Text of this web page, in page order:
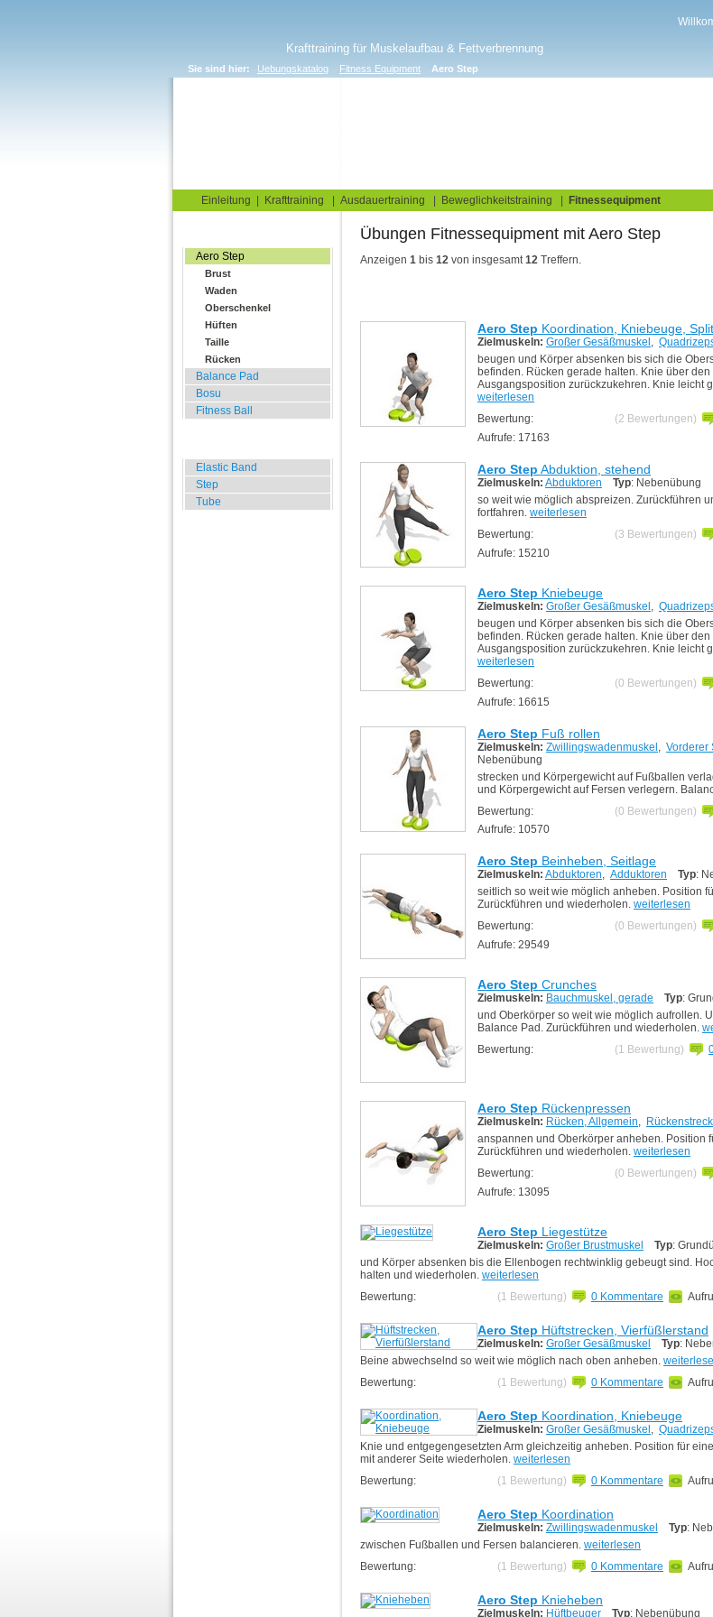
Krafttraining für Muskelaufbau & Fettverbrennung
Sie sind hier: Uebungskatalog Fitness Equipment Aero Step
Einleitung Krafttraining Ausdauertraining Beweglichkeitstraining Fitnessequipment
Aero Step
Brust
Waden
Oberschenkel
Hüften
Taille
Rücken
Balance Pad
Bosu
Fitness Ball
Elastic Band
Step
Tube
Übungen Fitnessequipment
Anzeigen 1 bis 12 von insgesamt12 Treffern.
Aero Step Koordination, Kniebeuge, Split
Zielmuskeln: Großer Gesäßmuskel ,
beugen und Körper absenken bis sich die
befinden. Rücken gerade halten. Knie über
Ausgangsposition zurückzukehren. Knie leicht
weiterlesen
Bewertung:
(2 Bewertungen)
Aufrufe: 17163
Aero Step Abduktion, stehend
Zielmuskeln: Abduktoren Typ: Nebenübung
so weit wie möglich abspreizen. Zurückführen
fortfahren. weiterlesen
Bewertung:
(3 Bewertungen)
Aufrufe: 15210
Aero Step Kniebeuge
Zielmuskeln: Großer Gesäßmuskel
beugen und Körper absenken bis sich die
befinden. Rücken gerade halten. Knie über
Ausgangsposition zurückzukehren. Knie leicht
weiterlesen
Bewertung:
(0 Bewertungen)
Aufrufe: 16615
Aero Step Fuß rollen
Zielmuskeln: Zwillingswadenmuskel Vorderer
Nebenübung
strecken und Körpergewicht auf Fußballen
und Körpergewicht auf Fersen verlegern.
Bewertung:
(0 Bewertungen)
Aufrufe: 10570
Aero Step Beinheben, Seitlage
Zielmuskeln: Abduktoren, Adduktoren Typ:
seitlich so weit wie möglich anheben. Position
Zurückführen und wiederholen. weiterlesen
Bewertung:
(0 Bewertungen)
Aufrufe: 29549
Aero Step Crunches
Zielmuskeln: Bauchmuskel, gerade Typ:
und Oberkörper so weit wie möglich aufrollen.
Balance Pad. Zurückführen und wiederholen.
Bewertung:
(1 Bewertung)
Aero Step Rückenpressen
Zielmuskeln: Rücken, Allgemein,
anspannen und Oberkörper anheben. Position
Zurückführen und wiederholen. weiterlesen
Bewertung:
(0 Bewertungen)
Aufrufe: 13095
Aero Step Liegestütze
Zielmuskeln: Großer Brustmuskel Typ:
und Körper absenken bis die Ellenbogen rechtwinklig gebeugt sind.
halten und wiederholen. weiterlesen
Bewertung:
(1 Bewertung) 0 Kommentare
Aero Step Hüftstrecken, Vierfüßlerstand
Zielmuskeln: Großer Gesäßmuskel Typ:
Beine abwechselnd so weit wie möglich nach oben anheben.
Bewertung:
(1 Bewertung) 0 Kommentare
Aero Step Koordination, Kniebeuge
Zielmuskeln: Großer Gesäßmuskel ,
Knie und entgegengesetzten Arm gleichzeitig anheben. Position für
mit anderer Seite wiederholen. weiterlesen
Bewertung:
(1 Bewertung) 0 Kommentare
Aero Step Koordination
Zielmuskeln: Zwillingswadenmuskel Typ:
zwischen Fußballen und Fersen balancieren. weiterlesen
Bewertung:
(1 Bewertung) 0 Kommentare
Aero Step Knieheben
Zielmuskeln: Hüftbeuger Typ: Nebenübung